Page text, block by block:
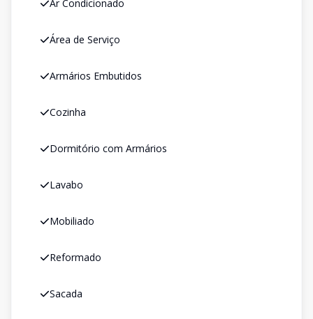
Ar Condicionado
Área de Serviço
Armários Embutidos
Cozinha
Dormitório com Armários
Lavabo
Mobiliado
Reformado
Sacada